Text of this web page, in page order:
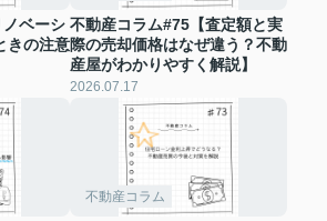
ベーシ
きの注意
不動産コラム#75【査定額と実
際の売却価格はなぜ違う？不動
産屋がわかりやすく解説】
2026.07.17
不動産コラム